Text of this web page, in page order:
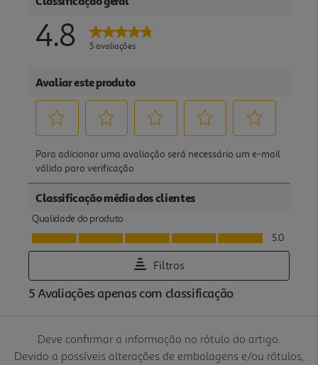
Deve confirmar a informação no rótulo do artigo.
Devido a possíveis alterações de embalagens e/ou rótulos,